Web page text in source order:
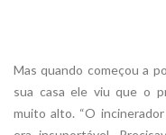
Mas quando começou a
sua casa ele viu que o
muito alto. “O